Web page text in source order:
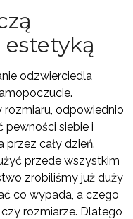
odzwierciedla
rozmiaru, odpowiednio
siebie i
cały dzień.
przede wszystkim
zrobiliśmy już duży
co wypada, a czego
rozmiarze. Dlatego